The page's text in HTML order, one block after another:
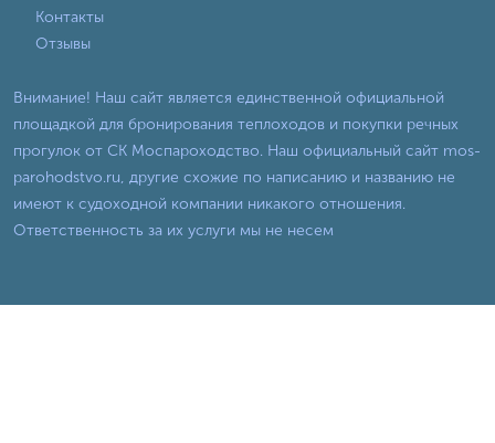
Контакты
Отзывы
Внимание! Наш сайт является единственной официальной
площадкой для бронирования теплоходов и покупки речных
прогулок от СК Моспароходство. Наш официальный сайт mos-
parohodstvo.ru, другие схожие по написанию и названию не
имеют к судоходной компании никакого отношения.
Ответственность за их услуги мы не несем